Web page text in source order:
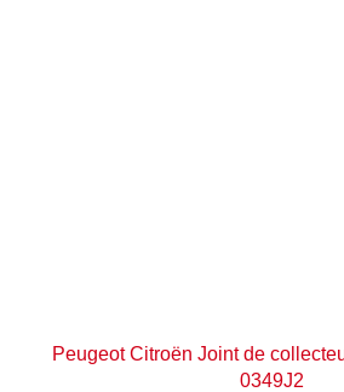
Peugeot Citroën Joint de
0349J2